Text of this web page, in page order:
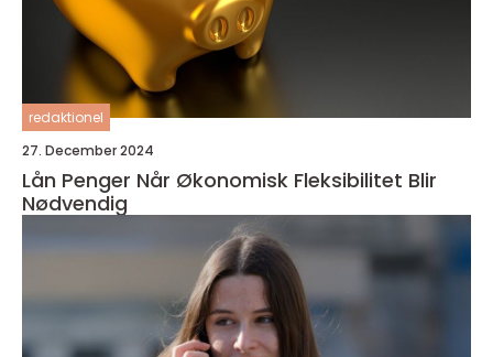
redaktionel
27. December 2024
Lån Penger Når Økonomisk Fleksibilitet Blir
Nødvendig